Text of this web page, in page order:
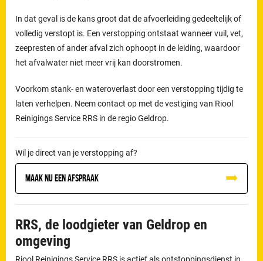
In dat geval is de kans groot dat de afvoerleiding gedeeltelijk of
volledig verstopt is. Een verstopping ontstaat wanneer vuil, vet,
zeepresten of ander afval zich ophoopt in de leiding, waardoor
het afvalwater niet meer vrij kan doorstromen.
Voorkom stank- en wateroverlast door een verstopping tijdig te
laten verhelpen. Neem contact op met de vestiging van Riool
Reinigings Service RRS in de regio Geldrop.
Wil je direct van je verstopping af?
Maak nu een afspraak
RRS, de loodgieter van Geldrop en
omgeving
Riool Reinigings Service RRS is actief als ontstoppingsdienst in